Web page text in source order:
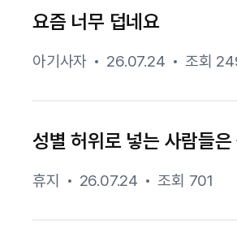
요즘 너무 덥네요
아기사자 26.07.24 조회
성별 허위로 넣는 사람들
휴지 26.07.24 조회 701